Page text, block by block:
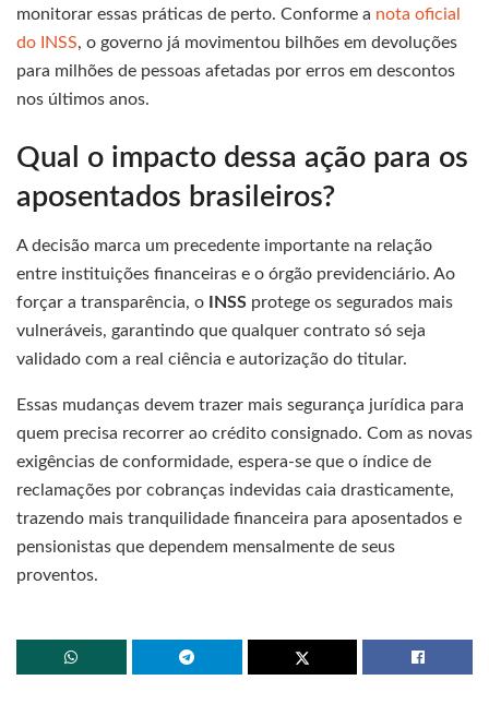
monitorar essas práticas de perto. Conforme a nota oficial
do INSS, o governo já movimentou bilhões em devoluções
para milhões de pessoas afetadas por erros em descontos
nos últimos anos.
Qual o impacto dessa ação para os
aposentados brasileiros?
A decisão marca um precedente importante na relação
entre instituições financeiras e o órgão previdenciário. Ao
forçar a transparência, o
INSS protege os segurados mais
vulneráveis, garantindo que qualquer contrato só seja
validado com a real ciência e autorização do titular.
Essas mudanças devem trazer mais segurança jurídica para
quem precisa recorrer ao crédito consignado. Com as novas
exigências de conformidade, espera-se que o índice de
reclamações por cobranças indevidas caia drasticamente,
trazendo mais tranquilidade financeira para aposentados e
pensionistas que dependem mensalmente de seus
proventos.